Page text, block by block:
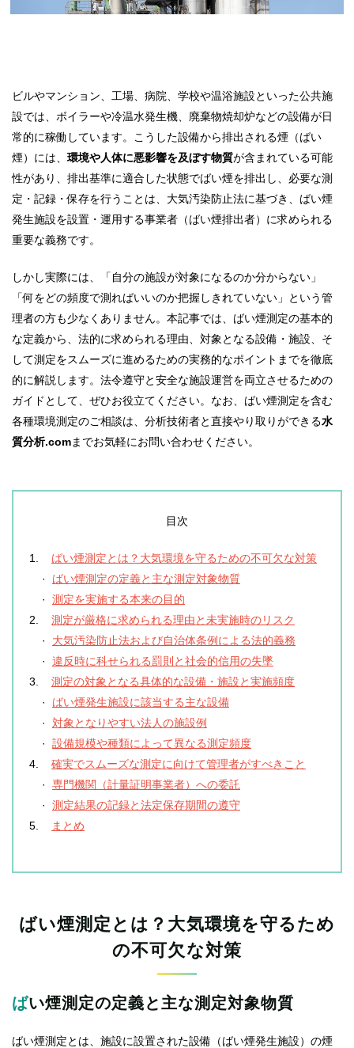
ビルやマンション、工場、病院、学校や温浴施設といった公共施
設では、ボイラーや冷温水発生機、廃棄物焼却炉などの設備が日
常的に稼働しています。こうした設備から排出される煙（ばい
煙）には、 環境や人体に悪影響を及ぼす物質が含まれている可能
性があり、排出基準に適合した状態でばい煙を排出し、必要な測
定・記録・保存を行うことは、大気汚染防止法に基づき、ばい煙
発生施設を設置・運用する事業者（ばい煙排出者）に求められる
重要な義務です。
しかし実際には、「自分の施設が対象になるのか分からない」
「何をどの頻度で測ればいいのか把握しきれていない」という管
理者の方も少なくありません。本記事では、ばい煙測定の基本的
な定義から、法的に求められる理由、対象となる設備・施設、そ
して測定をスムーズに進めるための実務的なポイントまでを徹底
的に解説します。法令遵守と安全な施設運営を両立させるための
ガイドとして、ぜひお役立てください。なお、ばい煙測定を含む
各種環境測定のご相談は、分析技術者と直接やり取りができる水
質分析.comまでお気軽にお問い合わせください。
目次
1. ばい煙測定とは？大気環境を守るための不可欠な対策
· ばい煙測定の定義と主な測定対象物質
· 測定を実施する本来の目的
2. 測定が厳格に求められる理由と未実施時のリスク
· 大気汚染防止法および自治体条例による法的義務
· 違反時に科せられる罰則と社会的信用の失墜
3. 測定の対象となる具体的な設備・施設と実施頻度
· ばい煙発生施設に該当する主な設備
· 対象となりやすい法人の施設例
· 設備規模や種類によって異なる測定頻度
4. 確実でスムーズな測定に向けて管理者がすべきこと
· 専門機関（計量証明事業者）への委託
· 測定結果の記録と法定保存期間の遵守
5.
まとめ
ばい煙測定とは？大気環境を守るため
の不可欠な対策
ばい煙測定の定義と主な測定対象物質
ばい煙測定とは、施設に設置された設備（ばい煙発生施設）の煙